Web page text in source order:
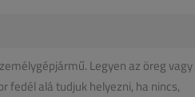
Legyen az öreg vagy
fedél alá tudjuk helyezni, ha nincs,